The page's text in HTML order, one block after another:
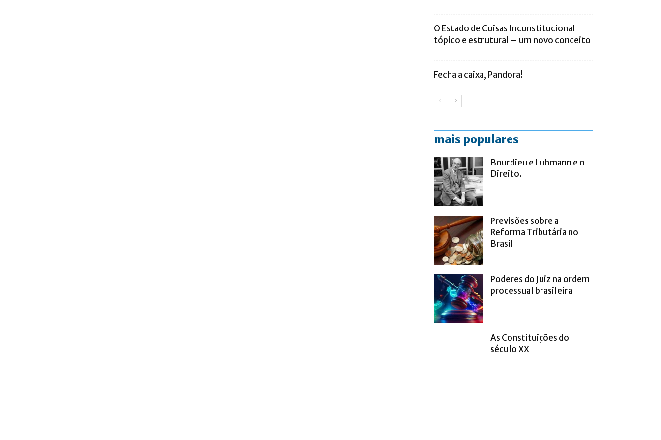
O Estado de Coisas Inconstitucional
tópico e estrutural – um novo conceito
Fecha a caixa, Pandora!
mais populares
Bourdieu e Luhmann e o
Direito.
Previsões sobre a
Reforma Tributária no
Brasil
Poderes do Juiz na ordem
processual brasileira
As Constituições do
século XX